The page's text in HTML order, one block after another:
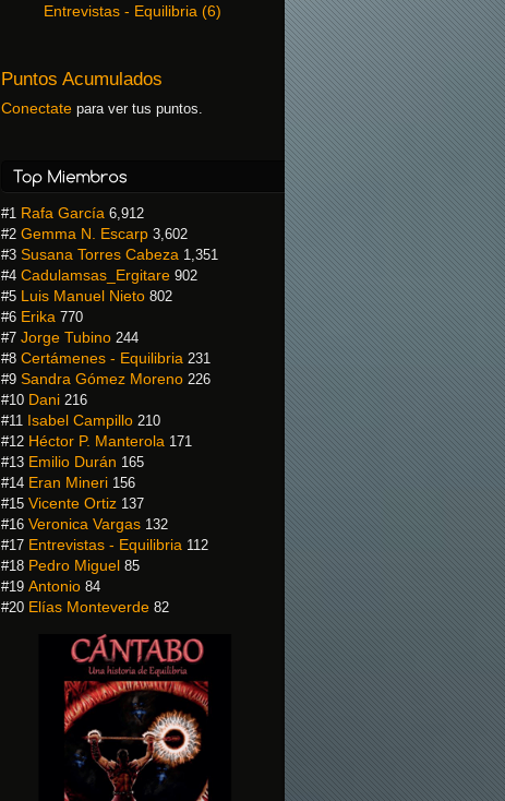
Entrevistas - Equilibria (6)
Puntos Acumulados
Conectate para ver tus puntos.
#1 Rafa García 6,912
#2 Gemma N. Escarp 3,602
#3 Susana Torres Cabeza 1,351
#4 Cadulamsas_Ergitare 902
#5 Luis Manuel Nieto 802
#6 Erika 770
#7 Jorge Tubino 244
#8 Certámenes - Equilibria 231
#9 Sandra Gómez Moreno 226
#10 Dani 216
#11 Isabel Campillo 210
#12 Héctor P. Manterola 171
#13 Emilio Durán 165
#14 Eran Mineri 156
#15 Vicente Ortiz 137
#16 Veronica Vargas 132
#17 Entrevistas - Equilibria 112
#18 Pedro Miguel 85
#19 Antonio 84
#20 Elías Monteverde 82